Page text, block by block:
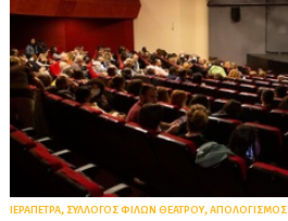
ΙΕΡΑΠΕΤΡΑ, ΣΥΛΛΟΓΟΣ ΦΙΛΩΝ ΘΕΑΤΡΟΥ, ΑΠΟΛΟΓΙΣΜΟΣ